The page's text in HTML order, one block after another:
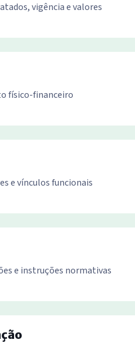
vigência e valores
físico-financeiro
e vínculos funcionais
e instruções normativas